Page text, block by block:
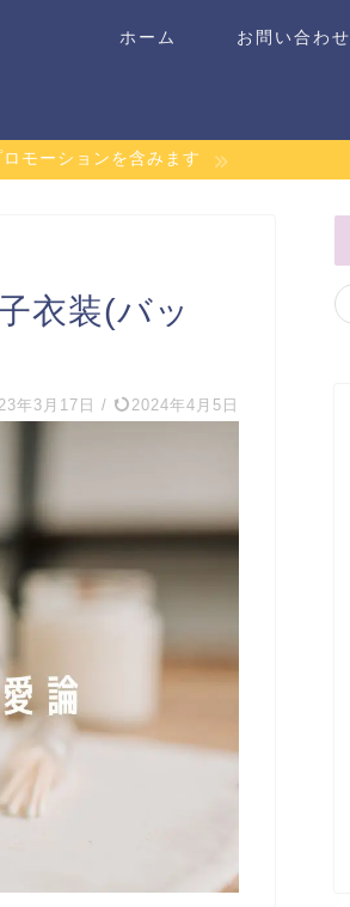
ホーム お問い合わせ
モーションを含みます
衣装(バッ
年3月17日 / 2024年4月5日